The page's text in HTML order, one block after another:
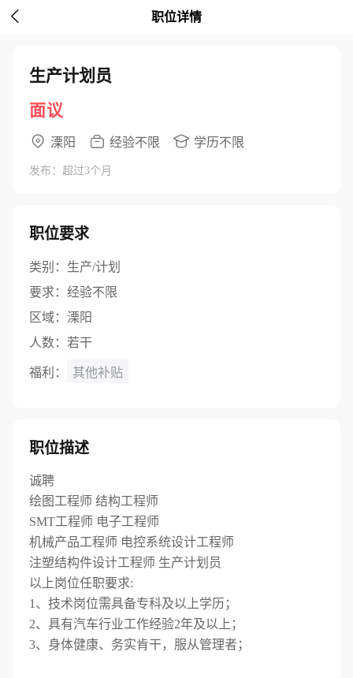
 职位详情
生产计划员
面议
溧阳 经验不限 学历不限
发布：超过3个月
职位要求
类别： 生产/计划
要求： 经验不限
区域： 溧阳
人数： 若干
福利： 其他补贴
职位描述
诚聘
绘图工程师 结构工程师
SMT工程师 电子工程师
机械产品工程师 电控系统设计工程师
注塑结构件设计工程师 生产计划员
以上岗位任职要求:
1、技术岗位需具备专科及以上学历；
2、具有汽车行业工作经验2年及以上；
3、身体健康、务实肯干，服从管理者；